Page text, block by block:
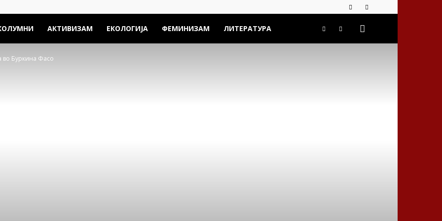
АКТИВИЗАМ ЕКОЛОГИЈА ФЕМИНИЗАМ ЛИТЕРАТУРА
во Буркина Фасо